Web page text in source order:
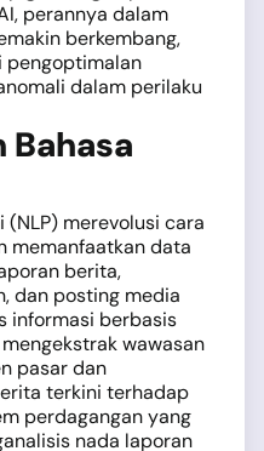
perannya dalam
berkembang,
pengoptimalan
dalam perilaku
Bahasa
(NLP) merevolusi cara
memanfaatkan data
berita,
dan posting media
informasi berbasis
wawasan
pasar dan
terkini terhadap
perdagangan yang
nada laporan